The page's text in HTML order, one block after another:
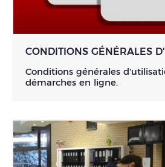
CONDITIONS GÉNÉRALES
Conditions générales
démarches en ligne.